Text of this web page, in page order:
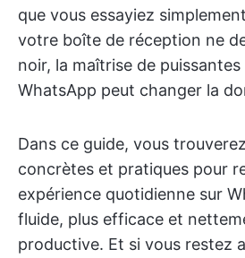
que vous essayiez
votre boîte de réception ne
noir, la maîtrise de
WhatsApp peut changer la
Dans ce guide, vous
concrètes et pratiques pour
expérience quotidienne sur
fluide, plus efficace et
productive. Et si vous restez